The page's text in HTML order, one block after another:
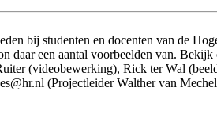
bij studenten en docenten van de
een aantal voorbeelden van.
(videobewerking), Rick ter Wal
(Projectleider Walther van